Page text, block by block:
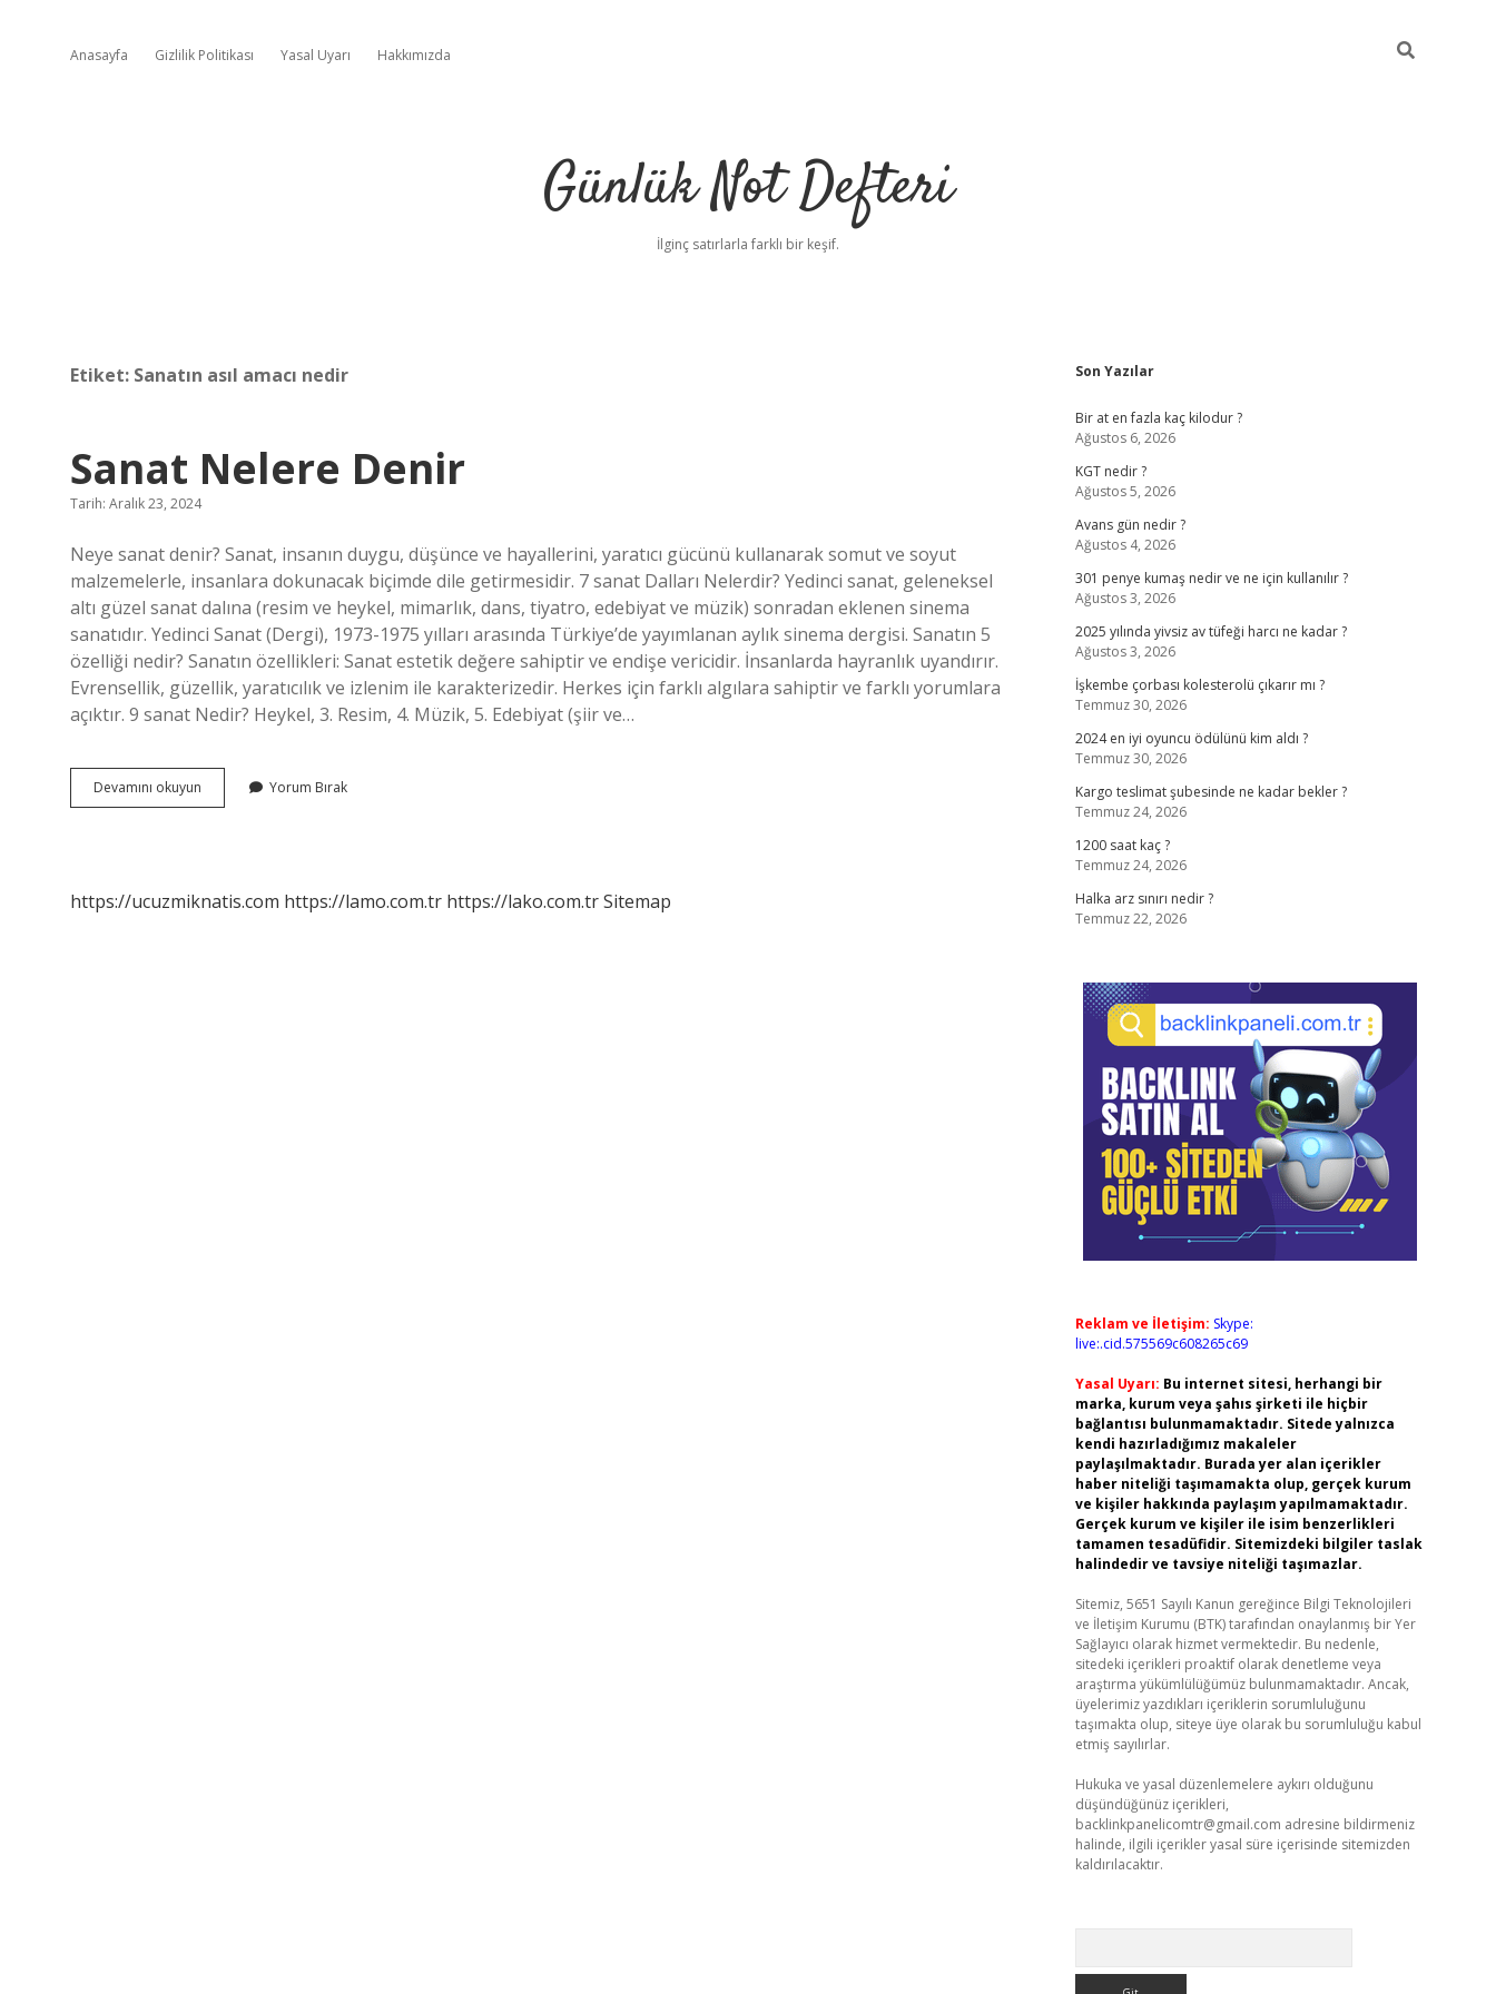
Anasayfa Gizlilik Politikası Yasal Uyarı Hakkımızda
Günlük Not Defteri
İlginç satırlarla farklı bir keşif.
Etiket: Sanatın asıl amacı nedir
Sanat Nelere Denir
Tarih: Aralık 23, 2024
Neye sanat denir? Sanat, insanın duygu, düşünce ve hayallerini, yaratıcı gücünü kullanarak somut ve soyut
malzemelerle, insanlara dokunacak biçimde dile getirmesidir. 7 sanat Dalları Nelerdir? Yedinci sanat, geleneksel
altı güzel sanat dalına (resim ve heykel, mimarlık, dans, tiyatro, edebiyat ve müzik) sonradan eklenen sinema
sanatıdır. Yedinci Sanat (Dergi), 1973-1975 yılları arasında Türkiye’de yayımlanan aylık sinema dergisi. Sanatın 5
özelliği nedir? Sanatın özellikleri: Sanat estetik değere sahiptir ve endişe vericidir. İnsanlarda hayranlık uyandırır.
Evrensellik, güzellik, yaratıcılık ve izlenim ile karakterizedir. Herkes için farklı algılara sahiptir ve farklı yorumlara
açıktır. 9 sanat Nedir? Heykel, 3. Resim, 4. Müzik, 5. Edebiyat (şiir ve…
Devamını okuyun
Nelere
Yorum Bırak
https://ucuzmiknatis.com https://lamo.com.tr https://lako.com.trSitemap
Sidebar
Son Yazılar
Bir at en fazla kaç kilodur ?
Ağustos 6, 2026
KGT nedir ?
Ağustos 5, 2026
Avans gün nedir ?
Ağustos 4, 2026
301 penye kumaş nedir ve ne için kullanılır ?
Ağustos 3, 2026
2025 yılında yivsiz av tüfeği harcı ne kadar ?
Ağustos 3, 2026
İşkembe çorbası kolesterolü çıkarır mı ?
Temmuz 30, 2026
2024 en iyi oyuncu ödülünü kim aldı ?
Temmuz 30, 2026
Kargo teslimat şubesinde ne kadar bekler ?
Temmuz 24, 2026
1200 saat kaç ?
Temmuz 24, 2026
Halka arz sınırı nedir ?
Temmuz 22, 2026
Reklam ve İletişim: Skype:
live:.cid.575569c608265c69
Yasal Uyarı: Bu internet sitesi, herhangi bir
marka, kurum veya şahıs şirketi ile hiçbir
bağlantısı bulunmamaktadır. Sitede yalnızca
kendi hazırladığımız makaleler
paylaşılmaktadır. Burada yer alan içerikler
haber niteliği taşımamakta olup, gerçek kurum
ve kişiler hakkında paylaşım yapılmamaktadır.
Gerçek kurum ve kişiler ile isim benzerlikleri
tamamen tesadüfidir. Sitemizdeki bilgiler taslak
halindedir ve tavsiye niteliği taşımazlar.
Sitemiz, 5651 Sayılı Kanun gereğince Bilgi Teknolojileri
ve İletişim Kurumu (BTK) tarafından onaylanmış bir Yer
Sağlayıcı olarak hizmet vermektedir. Bu nedenle,
sitedeki içerikleri proaktif olarak denetleme veya
araştırma yükümlülüğümüz bulunmamaktadır. Ancak,
üyelerimiz yazdıkları içeriklerin sorumluluğunu
taşımakta olup, siteye üye olarak bu sorumluluğu kabul
etmiş sayılırlar.
Hukuka ve yasal düzenlemelere aykırı olduğunu
düşündüğünüz içerikleri,
backlinkpanelicomtr@gmail.com adresine bildirmeniz
halinde, ilgili içerikler yasal süre içerisinde sitemizden
kaldırılacaktır.